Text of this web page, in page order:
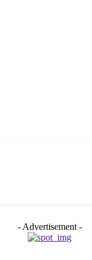
- Advertisement -